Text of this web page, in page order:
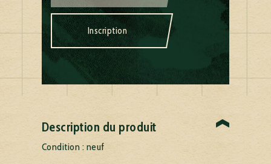
Inscription
Description du produit
Condition : neuf